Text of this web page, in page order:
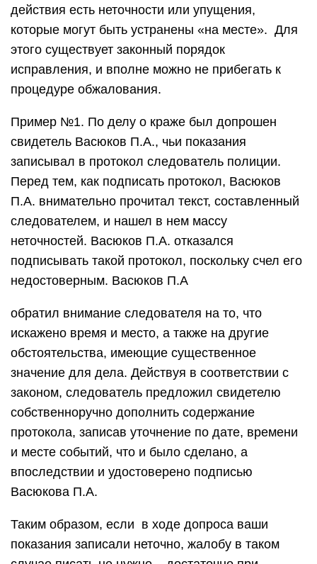
действия есть неточности или упущения,
которые могут быть устранены «на месте». Для
этого существует законный порядок
исправления, и вполне можно не прибегать к
процедуре обжалования.
Пример №1. По делу о краже был допрошен
свидетель Васюков П.А., чьи показания
записывал в протокол следователь полиции.
Перед тем, как подписать протокол, Васюков
П.А. внимательно прочитал текст, составленный
следователем, и нашел в нем массу
неточностей. Васюков П.А. отказался
подписывать такой протокол, поскольку счел его
недостоверным. Васюков П.А
обратил внимание следователя на то, что
искажено время и место, а также на другие
обстоятельства, имеющие существенное
значение для дела. Действуя в соответствии с
законом, следователь предложил свидетелю
собственноручно дополнить содержание
протокола, записав уточнение по дате, времени
и месте событий, что и было сделано, а
впоследствии и удостоверено подписью
Васюкова П.А.
Таким образом, если в ходе допроса ваши
показания записали неточно, жалобу в таком